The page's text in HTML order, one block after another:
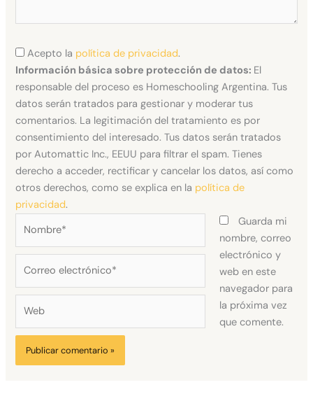
Acepto la política de privacidad.
Información básica sobre protección de datos: El
responsable del proceso es Homeschooling Argentina. Tus
datos serán tratados para gestionar y moderar tus
comentarios. La legitimación del tratamiento es por
consentimiento del interesado. Tus datos serán tratados
por Automattic Inc., EEUU para filtrar el spam. Tienes
derecho a acceder, rectificar y cancelar los datos, así como
otros derechos, como se explica en la política de
privacidad.
Guarda mi
nombre, correo
electrónico y
web en este
navegador para
la próxima vez
que comente.